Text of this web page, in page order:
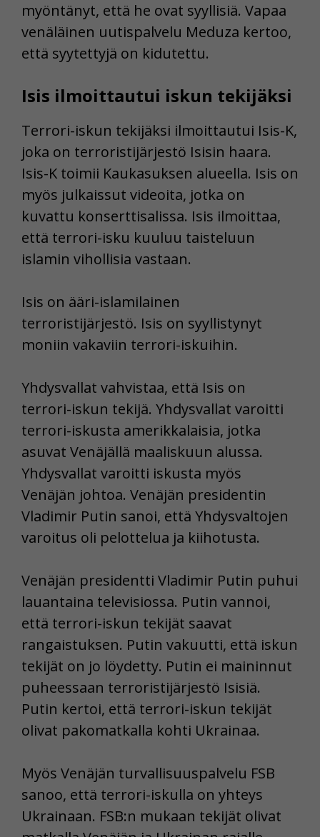
myöntänyt, että he ovat syyllisiä. Vapaa
venäläinen uutispalvelu Meduza kertoo,
että syytettyjä on kidutettu.
Isis ilmoittautui iskun tekijäksi
Terrori-iskun tekijäksi ilmoittautui Isis-K,
joka on terroristijärjestö Isisin haara.
Isis-K toimii Kaukasuksen alueella. Isis on
myös julkaissut videoita, jotka on
kuvattu konserttisalissa. Isis ilmoittaa,
että terrori-isku kuuluu taisteluun
islamin vihollisia vastaan.
Isis on ääri-islamilainen
terroristijärjestö. Isis on syyllistynyt
moniin vakaviin terrori-iskuihin.
Yhdysvallat vahvistaa, että Isis on
terrori-iskun tekijä. Yhdysvallat varoitti
terrori-iskusta amerikkalaisia, jotka
asuvat Venäjällä maaliskuun alussa.
Yhdysvallat varoitti iskusta myös
Venäjän johtoa. Venäjän presidentin
Vladimir Putin sanoi, että Yhdysvaltojen
varoitus oli pelottelua ja kiihotusta.
Venäjän presidentti Vladimir Putin puhui
lauantaina televisiossa. Putin vannoi,
että terrori-iskun tekijät saavat
rangaistuksen. Putin vakuutti, että iskun
tekijät on jo löydetty. Putin ei maininnut
puheessaan terroristijärjestö Isisiä.
Putin kertoi, että terrori-iskun tekijät
olivat pakomatkalla kohti Ukrainaa.
Myös Venäjän turvallisuuspalvelu FSB
sanoo, että terrori-iskulla on yhteys
Ukrainaan. FSB:n mukaan tekijät olivat